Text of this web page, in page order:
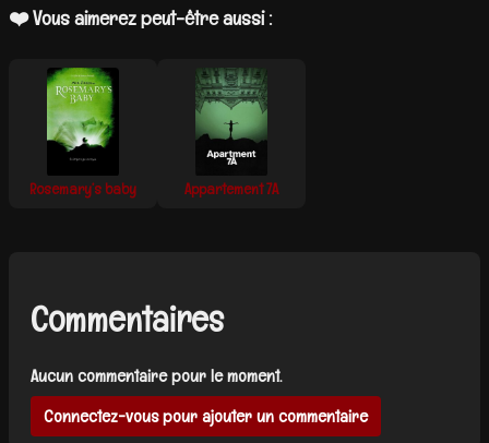
❤️ Vous aimerez peut-être aussi :
Rosemary’s baby Appartement 7A
Commentaires
Aucun commentaire pour le moment.
Connectez-vous pour ajouter un commentaire